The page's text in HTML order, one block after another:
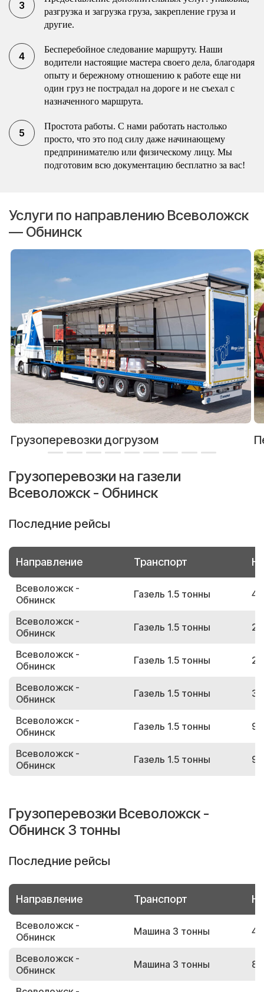
разгрузка и загрузка груза, закрепление груза и
другие.
Бесперебойное следование маршруту. Наши
водители настоящие мастера своего дела, благодаря
опыту и бережному отношению к работе еще ни
один груз не пострадал на дороге и не съехал с
назначенного маршрута.
Простота работы. С нами работать настолько
просто, что это под силу даже начинающему
предпринимателю или физическому лицу. Мы
подготовим всю документацию бесплатно за вас!
Услуги по направлению Всеволожск
— Обнинск
Грузоперевозки догрузом
Грузоперевозки на газели
Всеволожск - Обнинск
Последние рейсы
Направление Транспорт
Всеволожск -
Обнинск
Газель 1.5 тонны
Всеволожск -
Обнинск
Газель 1.5 тонны
Всеволожск -
Обнинск
Газель 1.5 тонны
Всеволожск -
Обнинск
Газель 1.5 тонны
Всеволожск -
Обнинск
Газель 1.5 тонны
Всеволожск -
Обнинск
Газель 1.5 тонны
Грузоперевозки Всеволожск -
Обнинск 3 тонны
Последние рейсы
Направление Транспорт
Всеволожск -
Обнинск
Машина 3 тонны
Всеволожск -
Обнинск
Машина 3 тонны